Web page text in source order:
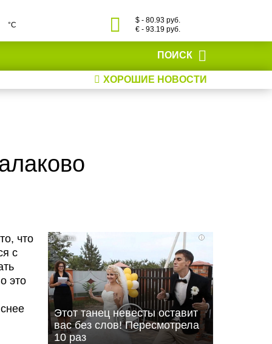
°С
$ - 80.93 руб.
€ - 93.19 руб.
ПОИСК
ХОРОШИЕ НОВОСТИ
что
с
это
i
Этот танец невесты оставит
вас без слов! Пересмотрела
10 раз